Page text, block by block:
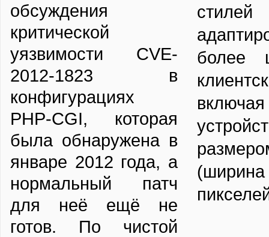
обсуждения
критической
уязвимости CVE-
2012-1823 в
конфигурациях
PHP-CGI, которая
была обнаружена в
январе 2012 года, а
нормальный патч
для неё ещё не
готов. По чистой
более